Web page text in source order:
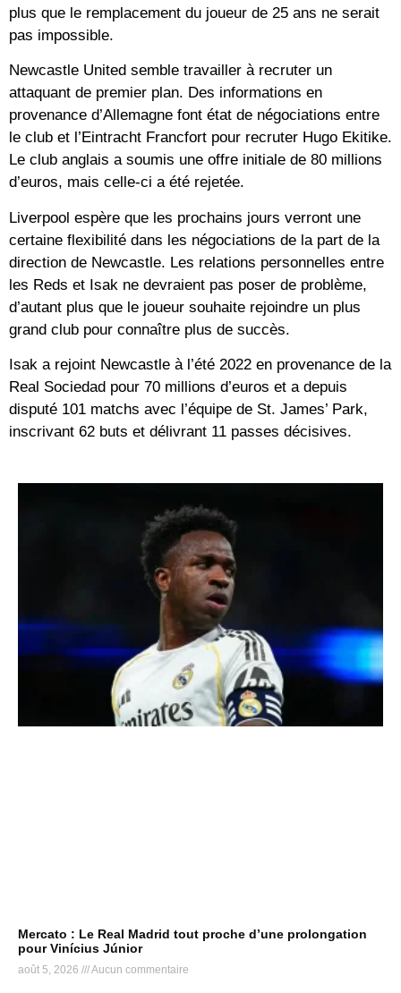
plus que le remplacement du joueur de 25 ans ne serait
pas impossible.
Newcastle United semble travailler à recruter un
attaquant de premier plan. Des informations en
provenance d’Allemagne font état de négociations entre
le club et l’Eintracht Francfort pour recruter Hugo Ekitike.
Le club anglais a soumis une offre initiale de 80 millions
d’euros, mais celle-ci a été rejetée.
Liverpool espère que les prochains jours verront une
certaine flexibilité dans les négociations de la part de la
direction de Newcastle. Les relations personnelles entre
les Reds et Isak ne devraient pas poser de problème,
d’autant plus que le joueur souhaite rejoindre un plus
grand club pour connaître plus de succès.
Isak a rejoint Newcastle à l’été 2022 en provenance de la
Real Sociedad pour 70 millions d’euros et a depuis
disputé 101 matchs avec l’équipe de St. James’ Park,
inscrivant 62 buts et délivrant 11 passes décisives.
Mercato : Le Real Madrid tout proche d’une prolongation
pour Vinícius Júnior
août 5, 2026 Aucun commentaire